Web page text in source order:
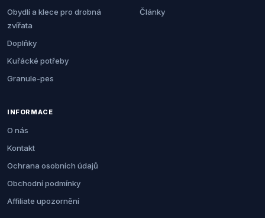
Obydlí a klece pro drobná
zvířata
Doplňky
Kuřácké potřeby
Granule-pes
Články
INFORMACE
O nás
Kontakt
Ochrana osobních údajů
Obchodní podmínky
Affiliate upozornění